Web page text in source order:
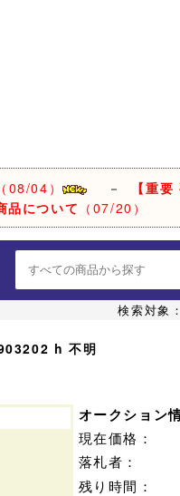
（08/04） － 【重
品について （07/20）
検索対象
h 不明
オークション
現在価格：
落札者：
残り時間：